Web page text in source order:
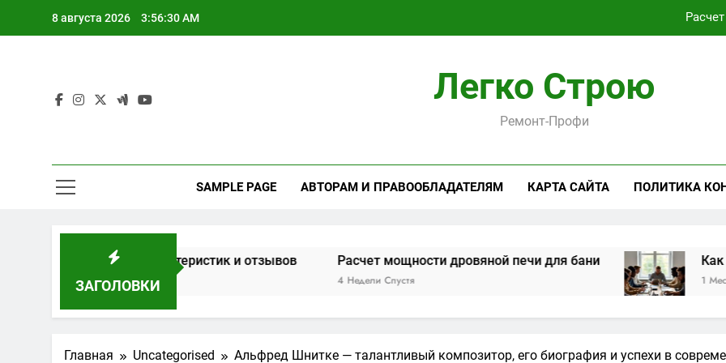
8 августа 2026 3:56:31 AM
Виртуальная платёжная карта за 5 минут без
Критерии выбора пластиковых окон
Как проходит практическая подготовка по
Легко Строю
Ремонт-Профи
SAMPLE PAGE АВТОРАМ И ПРАВООБЛАДАТЕЛЯМ КАРТА САЙТА ПОЛИТИКА
ЗАГОЛОВКИ
основе характеристик и отзывов Расчет мощности дровяной печи для бани
4 Недели Спустя
Как проходит
1 Месяц Спустя
Главная Uncategorised Альфред Шнитке — талантливый композитор, его биография и успехи в